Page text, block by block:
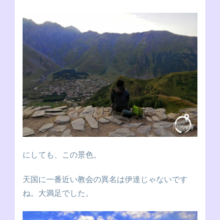
にしても、この景色。
天国に一番近い教会の異名は伊達じゃないです
ね。大満足でした。